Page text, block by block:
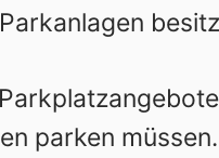
parken müssen.